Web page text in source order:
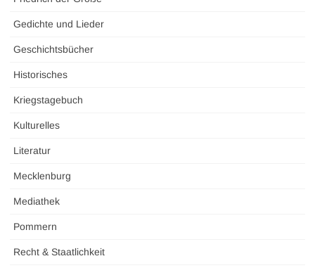
Gedichte und Lieder
Geschichtsbücher
Historisches
Kriegstagebuch
Kulturelles
Literatur
Mecklenburg
Mediathek
Pommern
Recht & Staatlichkeit